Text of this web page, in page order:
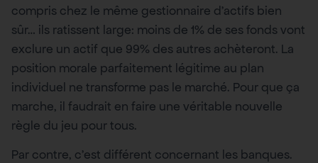
compris chez le même gestionnaire d’actifs bien
sûr… ils ratissent large: moins de 1% de ses fonds vont
exclure un actif que 99% des autres achèteront. La
position morale parfaitement légitime au plan
individuel ne transforme pas le marché. Pour que ça
marche, il faudrait en faire une véritable nouvelle
règle du jeu pour tous.
Par contre, c’est différent concernant les banques.